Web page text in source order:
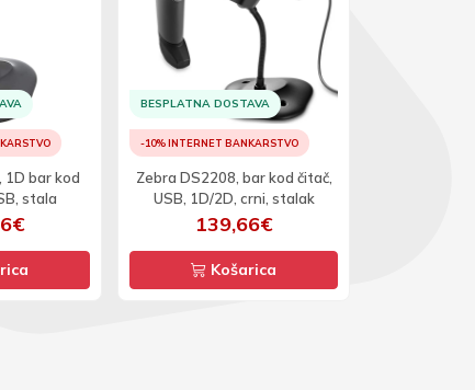
1D bar kod
stala
BESPLATNA DOSTAVA
-10% INTERNET BANKARSTVO
Zebra DS2208, bar kod čitač,
USB, 1D/2D, crni, stalak
139,66€
Košarica